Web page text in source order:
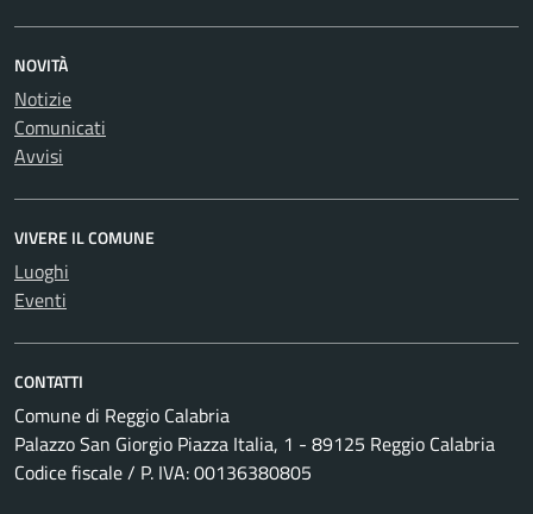
NOVITÀ
Notizie
Comunicati
Avvisi
VIVERE IL COMUNE
Luoghi
Eventi
CONTATTI
Comune di Reggio Calabria
Palazzo San Giorgio Piazza Italia, 1 - 89125 Reggio Calabria
Codice fiscale / P. IVA: 00136380805